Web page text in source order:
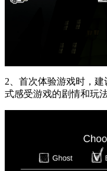
2、首次体验游戏时，
式感受游戏的剧情和玩法